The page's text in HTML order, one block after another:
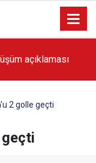
gerçekleştirilecek'
2 golle geçti
geçti